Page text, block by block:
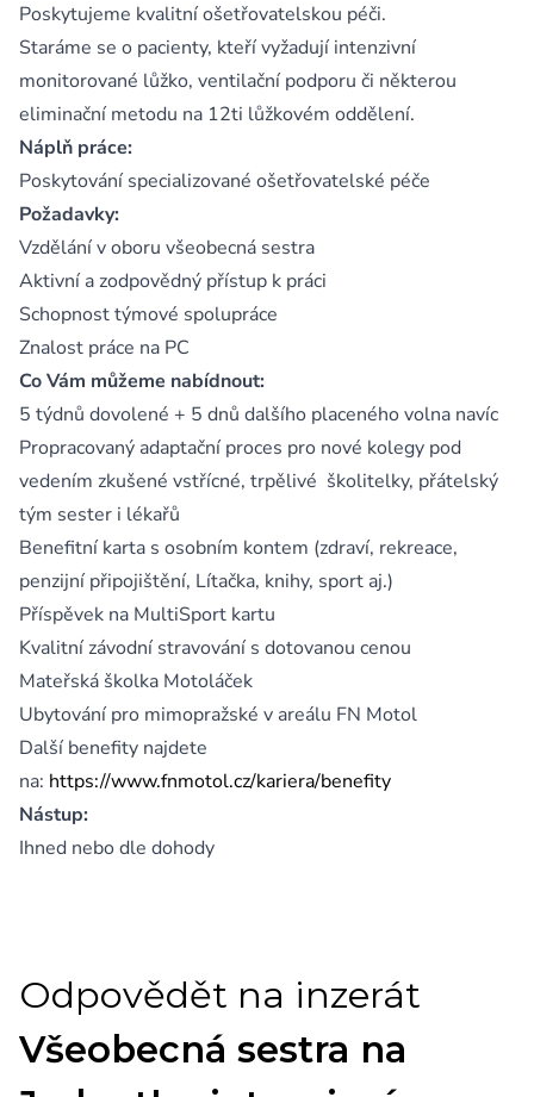
Poskytujeme kvalitní ošetřovatelskou péči.
Staráme se o pacienty, kteří vyžadují intenzivní
monitorované lůžko, ventilační podporu či některou
eliminační metodu na 12ti lůžkovém oddělení.
Náplň práce:
Poskytování specializované ošetřovatelské péče
Požadavky:
Vzdělání v oboru všeobecná sestra
Aktivní a zodpovědný přístup k práci
Schopnost týmové spolupráce
Znalost práce na PC
Co Vám můžeme nabídnout:
5 týdnů dovolené + 5 dnů dalšího placeného volna navíc
Propracovaný adaptační proces pro nové kolegy pod
vedením zkušené vstřícné, trpělivé školitelky, přátelský
tým sester i lékařů
Benefitní karta s osobním kontem (zdraví, rekreace,
penzijní připojištění, Lítačka, knihy, sport aj.)
Příspěvek na MultiSport kartu
Kvalitní závodní stravování s dotovanou cenou
Mateřská školka Motoláček
Ubytování pro mimopražské v areálu FN Motol
Další benefity najdete
na: https://www.fnmotol.cz/kariera/benefity
Nástup:
Ihned nebo dle dohody